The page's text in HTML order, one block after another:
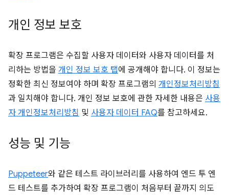
개인 정보 보호
확장 프로그램은 수집할 사용자 데이터와 사용자 데이터를 처
리하는 방법을 개인 정보 보호 탭에 공개해야 합니다. 이 정보는
정확한 최신 정보여야 하며 확장 프로그램의 개인정보처리방침
과 일치해야 합니다. 개인 정보 보호에 관한 자세한 내용은 사용
자 개인정보처리방침 및 사용자 데이터 FAQ를 참고하세요.
성능 및 기능
Puppeteer와 같은 테스트 라이브러리를 사용하여 엔드 투 엔
드 테스트를 추가하여 확장 프로그램이 처음부터 끝까지 의도